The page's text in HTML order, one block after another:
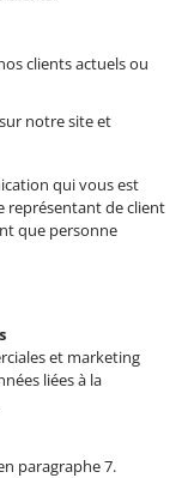
clients actuels ou
notre site et
qui vous est
représentant de client
que personne
et marketing
liées à la
paragraphe 7.